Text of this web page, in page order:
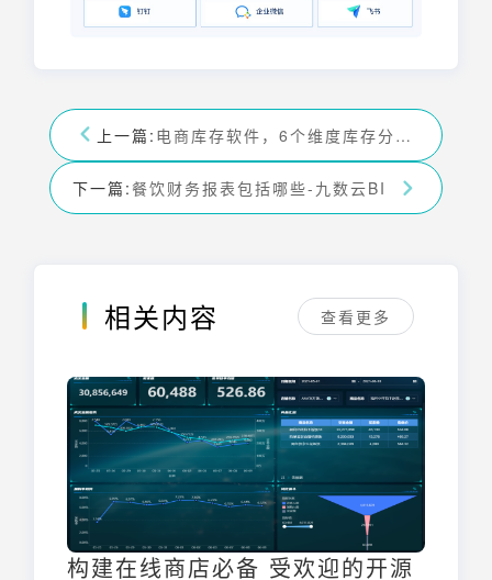
上一篇: 电商库存软件，6个维度库存分析管理-九数云BI
下一篇: 餐饮财务报表包括哪些-九数云BI
相关内容 查看更多
构建在线商店必备 受欢迎的开源